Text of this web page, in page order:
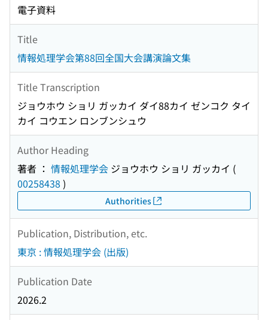
電子資料
Title
情報処理学会第88回全国大会講演論文集
Title Transcription
ジョウホウ ショリ ガッカイ ダイ88カイ ゼンコク タイ
カイ コウエン ロンブンシュウ
Author Heading
著者 ： 情報処理学会 ジョウホウ ショリ ガッカイ (
00258438 )
Authorities
Publication, Distribution, etc.
東京 : 情報処理学会 (出版)
Publication Date
2026.2